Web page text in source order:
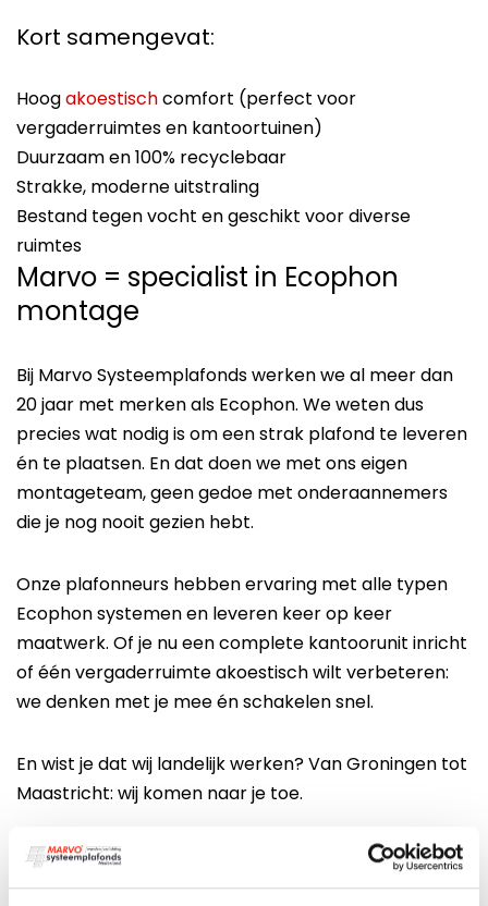
Kort samengevat:
Hoogakoestischcomfort (perfect voor
vergaderruimtes en kantoortuinen)
Duurzaam en 100% recyclebaar
Strakke, moderne uitstraling
Bestand tegen vocht en geschikt voor diverse
ruimtes
Marvo = specialist in Ecophon
montage
Bij Marvo Systeemplafonds werken we al meer dan
20 jaar met merken als Ecophon. We weten dus
precies wat nodig is om een strak plafond te leveren
én te plaatsen. En dat doen we met ons eigen
montageteam, geen gedoe met onderaannemers
die je nog nooit gezien hebt.
Onze plafonneurs hebben ervaring met alle typen
Ecophon systemen en leveren keer op keer
maatwerk. Of je nu een complete kantoorunit inricht
of één vergaderruimte akoestisch wilt verbeteren:
we denken met je mee én schakelen snel.
En wist je dat wij landelijk werken? Van Groningen tot
Maastricht: wij komen naar je toe.
Geschikt voor bijna elke ruimte